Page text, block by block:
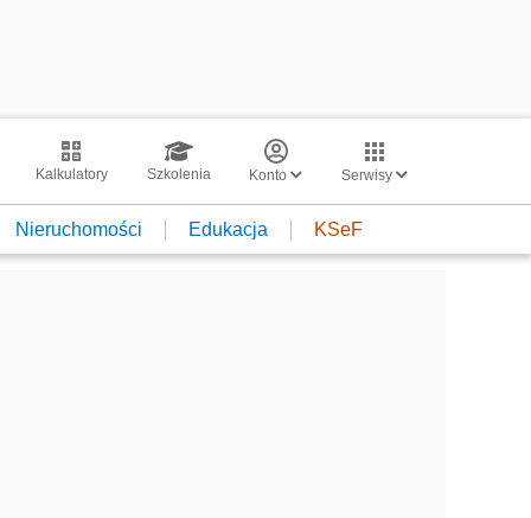
Kalkulatory Szkolenia Konto Serwisy
Nieruchomości Edukacja KSeF